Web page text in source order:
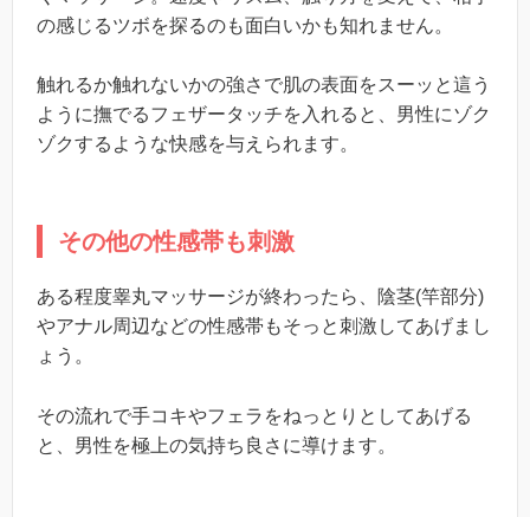
の感じるツボを探るのも面白いかも知れません。
触れるか触れないかの強さで肌の表面をスーッと這う
ように撫でるフェザータッチを入れると、男性にゾク
ゾクするような快感を与えられます。
その他の性感帯も刺激
ある程度睾丸マッサージが終わったら、陰茎(竿部分)
やアナル周辺などの性感帯もそっと刺激してあげまし
ょう。
その流れで手コキやフェラをねっとりとしてあげる
と、男性を極上の気持ち良さに導けます。